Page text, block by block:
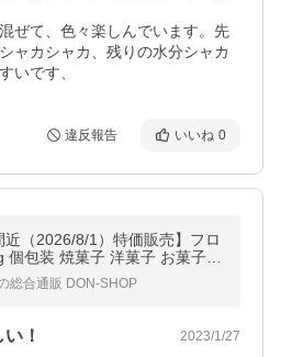
ぜて、色々楽しんでいます。先
ャカシャカ、残りの水分シャカ
いです、
違反報告 いいね 0
近（2026/8/1）特価販売】フロ
個包装 焼菓子 洋菓子 お菓子
ンド ハチミツ スイーツ わけあ
包装
総合通販 DON-SHOP
！ 2023/1/27